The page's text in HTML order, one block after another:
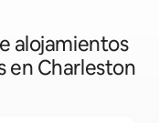
alojamientos
en Charleston